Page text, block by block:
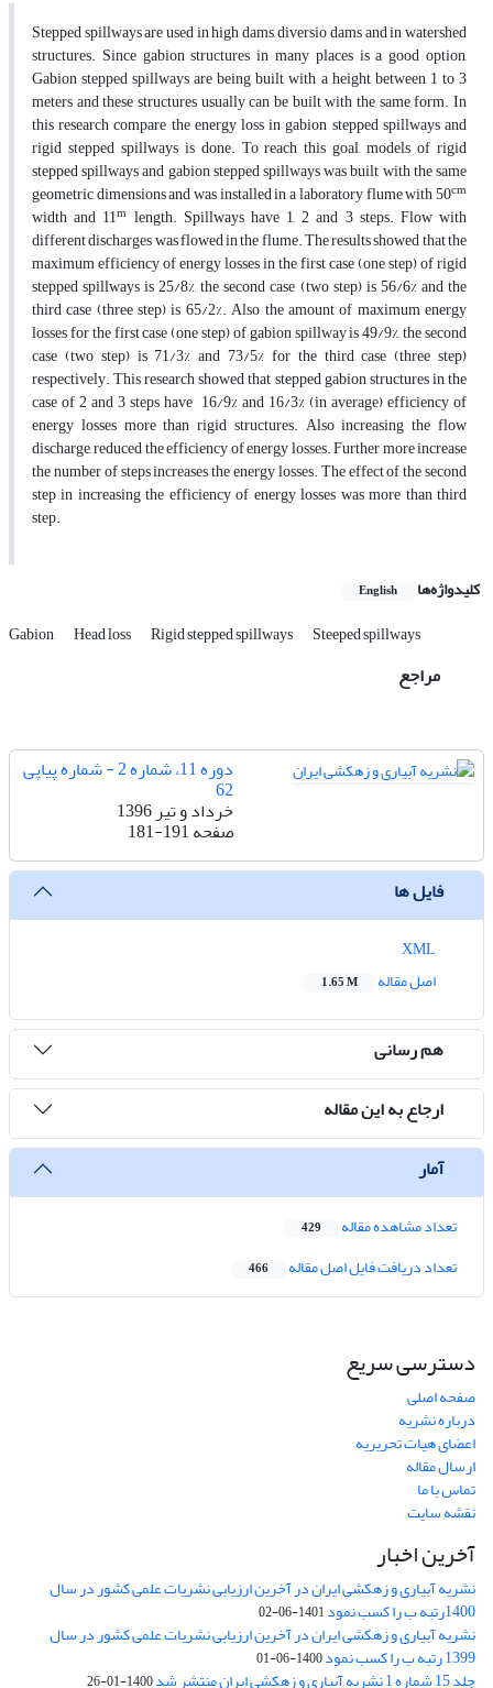
Stepped spillways are used in high dams, diversio dams and in watershed
structures. Since gabion structures in many places is a good option,
Gabion stepped spillways are being built with a height between 1 to 3
meters and these structures usually can be built with the same form. In
this research compare the energy loss in gabion stepped spillways and
rigid stepped spillways is done. To reach this goal, models of rigid
stepped spillways and gabion stepped spillways was built with the same
geometric dimensions and was installed in a laboratory flume with 50cm
width and 11m length. Spillways have 1, 2 and 3 steps. Flow with
different discharges was flowed in the flume. The results showed that the
maximum efficiency of energy losses in the first case (one step) of rigid
stepped spillways is 25/8%, the second case (two step) is 56/6% and the
third case (three step) is 65/2%. Also the amount of maximum energy
losses for the first case (one step) of gabion spillway is 49/9%, the second
case (two step) is 71/3% and 73/5% for the third case (three step)
respectively. This research showed that stepped gabion structures in the
case of 2 and 3 steps have 16/9% and 16/3% (in average) efficiency of
energy losses more than rigid structures. Also increasing the flow
discharge, reduced the efficiency of energy losses. Further more increase
the number of steps increases the energy losses. The effect of the second
step in increasing the efficiency of energy losses was more than third
step.
کلیدواژه‌ها English
Gabion Head loss Rigid stepped spillways Steeped spillways
مراجع
دوره 11، شماره 2 - شماره پیاپی
62
خرداد و تیر 1396
صفحه181-191
فایل ها
اصل مقاله
1.65 M
هم رسانی
ارجاع به این مقاله
آمار
تعداد مشاهده مقاله 429
تعداد دریافت فایل اصل مقاله 466
دسترسی سریع
صفحه اصلی
درباره نشریه
اعضای هیات تحریریه
ارسال مقاله
تماس با ما
نقشه سایت
آخرین اخبار
نشریه آبیاری و زهکشی ایران در آخرین ارزیابی نشریات علمی کشور در سال
1400رتبه ب را کسب نمود 1401-06-02
نشریه آبیاری و زهکشی ایران در آخرین ارزیابی نشریات علمی کشور در سال
1399 رتبه ب را کسب نمود 1400-06-01
جلد 15 شماره 1 نشریه آبیاری و زهکشی ایران منتشر شد 1400-01-26